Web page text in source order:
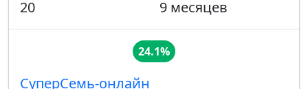
20 9 месяцев
24.1%
СуперСемь-онлайн